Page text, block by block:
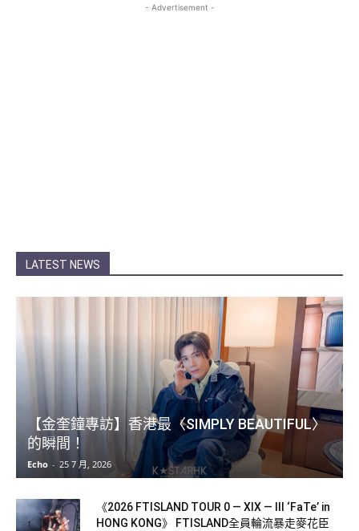
- Advertisement -
LATEST NEWS
【金奎鐘專訪】香港最〈SIMPLY BEAUTIFUL〉
的瞬間！
Echo - 25 7 月, 2026
《2026 FTISLAND TOUR 0 — XIX — III ‘FaTe’ in
HONG KONG》 FTISLAND全員輪流暴走麥花臣